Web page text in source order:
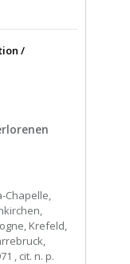
/
Chapelle,
Krefeld,
, cit. n. p.